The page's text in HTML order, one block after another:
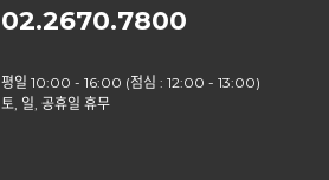
02.2670.7800
평일 10:00 - 16:00 (점심 : 12:00 - 13:00)
토, 일, 공휴일 휴무